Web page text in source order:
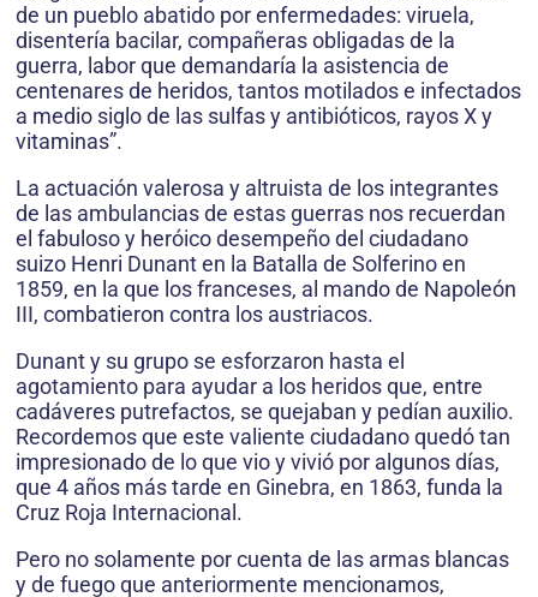
de un pueblo abatido por enfermedades: viruela,
disentería bacilar, compañeras obligadas de la
guerra, labor que demandaría la asistencia de
centenares de heridos, tantos motilados e infectados
a medio siglo de las sulfas y antibióticos, rayos X y
vitaminas”.
La actuación valerosa y altruista de los integrantes
de las ambulancias de estas guerras nos recuerdan
el fabuloso y heróico desempeño del ciudadano
suizo Henri Dunant en la Batalla de Solferino en
1859, en la que los franceses, al mando de Napoleón
III, combatieron contra los austriacos.
Dunant y su grupo se esforzaron hasta el
agotamiento para ayudar a los heridos que, entre
cadáveres putrefactos, se quejaban y pedían auxilio.
Recordemos que este valiente ciudadano quedó tan
impresionado de lo que vio y vivió por algunos días,
que 4 años más tarde en Ginebra, en 1863, funda la
Cruz Roja Internacional.
Pero no solamente por cuenta de las armas blancas
y de fuego que anteriormente mencionamos,